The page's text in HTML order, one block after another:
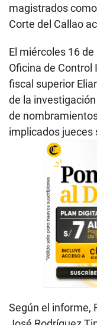
magistrados
Corte del Callao
El miércoles 16
Oficina de Control
fiscal superior
de la
de
implicados jueces
Según el informe,